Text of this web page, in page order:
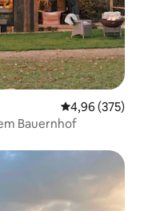
4,96 (375)
Bauernhof